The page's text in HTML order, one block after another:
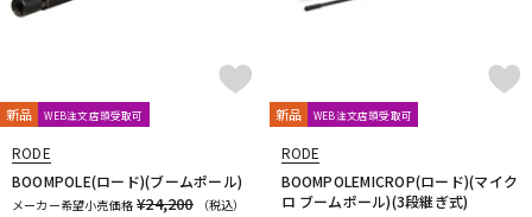
新品 WEB注文店頭受取可
RODE
BOOMPOLE(ロード)(ブームポール)
メーカー希望小売価格 ¥24,200
（税込）
新品 WEB注文店頭受取可
RODE
BOOMPOLEMICROP(ロード)(マイク
ロ ブームポール)(3段継ぎ式)